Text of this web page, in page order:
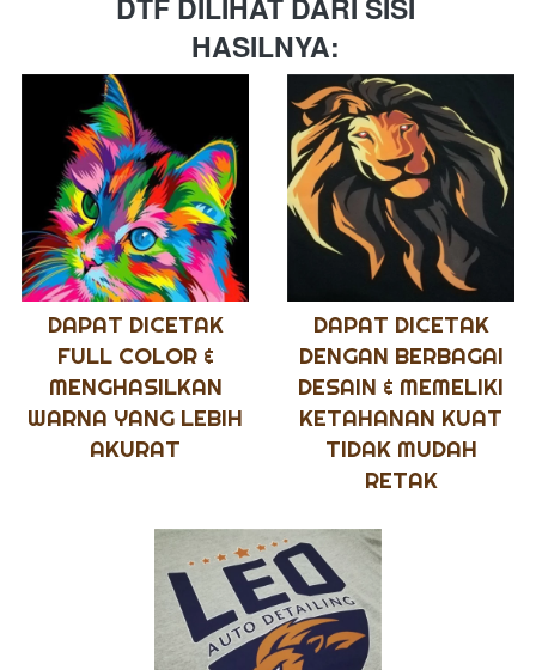
DTF DILIHAT DARI SISI
HASILNYA:
DAPAT DICETAK
FULL COLOR &
MENGHASILKAN
WARNA YANG LEBIH
AKURAT
DAPAT DICETAK
DENGAN BERBAGAI
DESAIN & MEMELIKI
KETAHANAN KUAT
TIDAK MUDAH
RETAK